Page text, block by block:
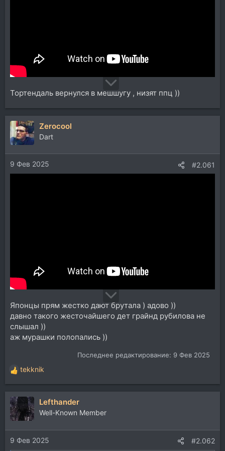
Тортендаль вернулся в мешшугу , низят ппц ))
Zerocool
Dart
9 Фев 2025 #2.061
Японцы прям жестко дают брутала ) адово ))
давно такого жесточайшего дет грайнд рубилова не
слышал ))
аж мурашки полопались ))
Последнее редактирование: 9 Фев 2025
Р
е
а
к
ц
и
и
:
tekknik
Lefthander
Well-Known Member
9 Фев 2025 #2.062